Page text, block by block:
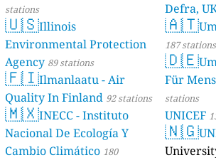
stations
🇺🇸Illinois
Environmental Protection
Agency 89 stations
🇫🇮Ilmanlaatu - Air
Quality In Finland 92 stations
🇲🇽INECC - Instituto
Nacional De Ecología Y
Cambio Climático 180
Defra,
🇦🇹
187 stations
🇩🇪
Für
stations
UNICEF
🇳🇬